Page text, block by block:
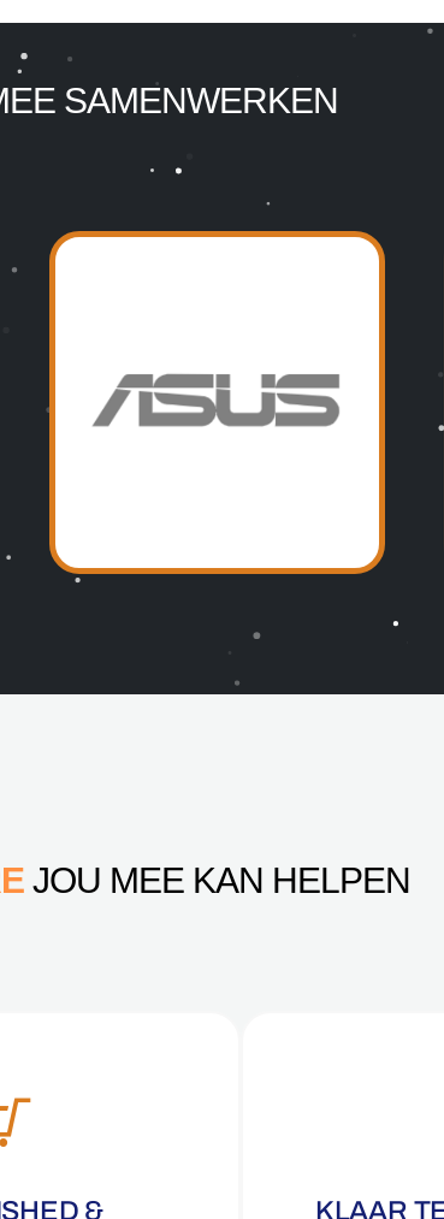
SAMENWERKEN
JOU MEE KAN HELPEN
& KLAAR